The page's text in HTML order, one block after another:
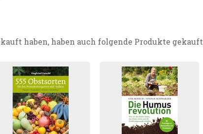
haben, haben auch folgende Produkte gekauft